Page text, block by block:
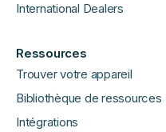
International Dealers
Ressources
Trouver votre appareil
Bibliothèque de ressources
Intégrations